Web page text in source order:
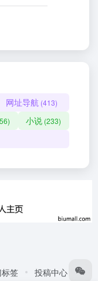
网址导航 (413)
小说 (233)
签 投稿中心